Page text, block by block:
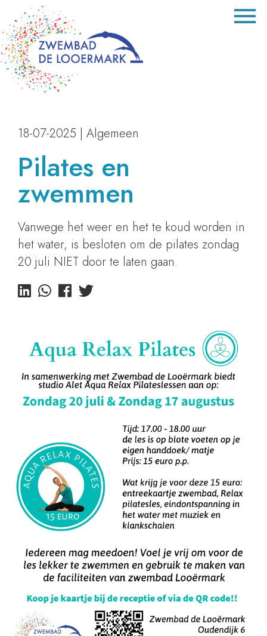
18-07-2025 | Algemeen
Pilates en
zwemmen
Vanwege het weer en het te koud worden in
het water, is besloten om de pilates zondag
20 juli NIET door te laten gaan.